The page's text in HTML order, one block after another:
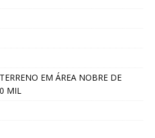
EM ÁREA NOBRE DE
MIL